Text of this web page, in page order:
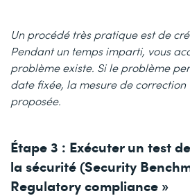
Un procédé très pratique est de
Pendant un temps imparti, vous
problème existe. Si le problème
date fixée, la mesure de correction
proposée.
Étape 3 : Exécuter un test
la sécurité (Security
Regulatory compliance »